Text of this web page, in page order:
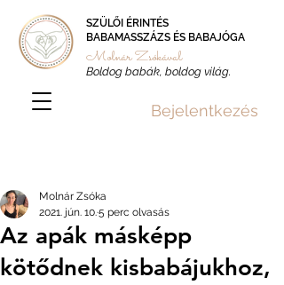
SZÜLŐI ÉRINTÉS
BABAMASSZÁZS ÉS BABAJÓGA
Boldog babák, boldog világ.
Molnár Zsókával
Bejelentkezés
Az apák másképp
kötődnek kisbabájukhoz,
Molnár Zsóka
2021. jún. 10.5 perc olvasás